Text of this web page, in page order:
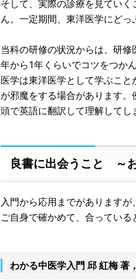
そして、実際の診療を見てい
ん。一定期間、東洋医学にどっ
当科の研修の状況からは、研
年から1年くらいでコツをつか
医学は東洋医学として学ぶこ
が邪魔をする場合があります
頭で英語に翻訳して理解してし
良書に出会うこと ～
入門から応用までがありますが
ご自身で確かめて、合っている
わかる中医学入門 邱 紅梅 著